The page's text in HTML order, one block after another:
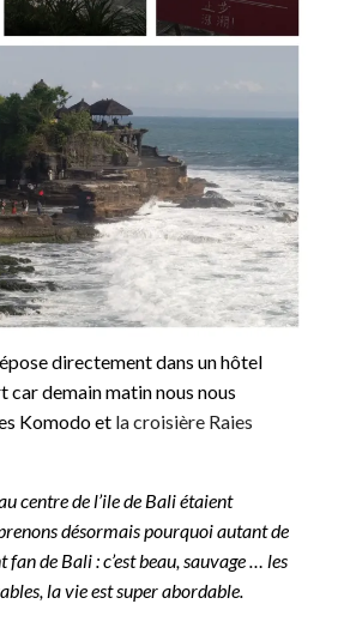
directement dans un hôtel
car demain matin nous nous
Komodo et la croisière Raies
centre de l’ile de Bali étaient
désormais pourquoi autant de
fan de Bali : c’est beau, sauvage … les
la vie est super abordable.